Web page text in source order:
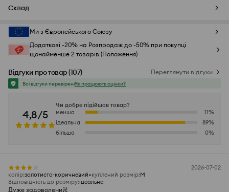
Склад
Ми з Європейського Союзу
Додаткові -20% на Розпродаж до -50% при покупці
щонайменше 2 товарів (Положення)
Відгуки про товар(107) Переглянути відгуки
Всі відгуки перевіреніЯк працюють оцінки?
4,8/5
Чи добре підійшов товар?
менша
11%
ідеальна
89%
більша
0%
2026-07-02
колір:золотисто-коричневий куплений розмір:M
Відповідність до розміру:ідеальна
Дуже задоволений!